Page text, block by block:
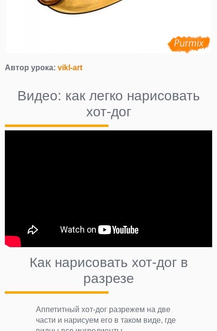
Автор урока: vikl-art
Видео: как легко нарисовать
хот-дог
Как нарисовать хот-дог в
разрезе
Аппетитный хот-дог разрежем на две
части и нарисуем его в таком виде, где